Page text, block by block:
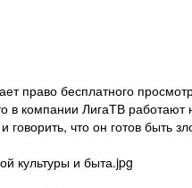
право бесплатного
в компании ЛигаТВ
что он готов быть
культуры и быта.jpg